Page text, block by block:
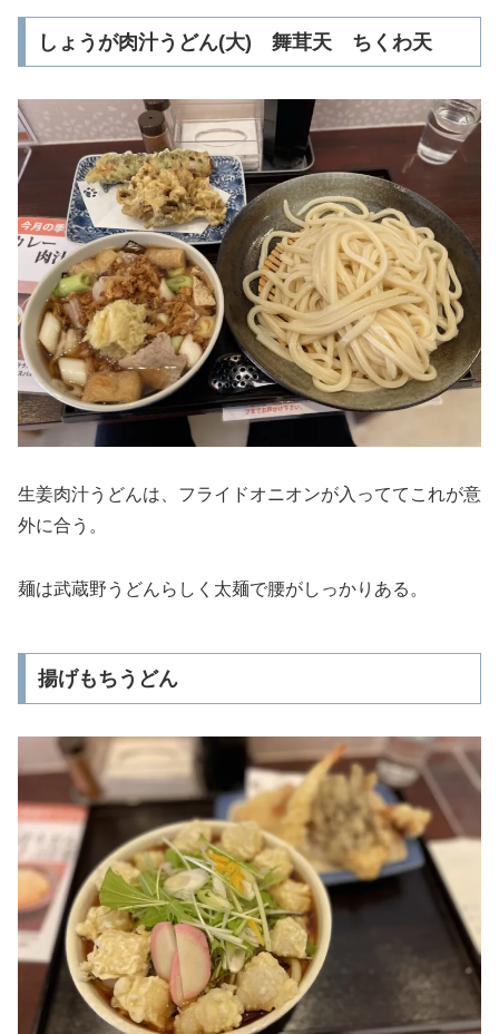
しょうが肉汁うどん(大) 舞茸天 ちくわ天
生姜肉汁うどんは、フライドオニオンが入っててこれが意
外に合う。
麺は武蔵野うどんらしく太麺で腰がしっかりある。
揚げもちうどん